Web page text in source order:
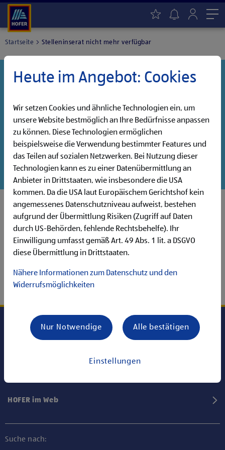
Startseite Stelleninserat nicht mehr verfügbar
haben noch weitere Jobs, die auf dich warten!
Danke für dein Interesse!
Entdecke unsere offenen Jobs oder abonniere deinen
persönlichen Jobalarm:
Jobsuche Jobalarm
HOFER im Web
Suche nach:
Heute im Angebot: Cookies
Wir setzen Cookies und ähnliche Technologien ein, um
unsere Website bestmöglich an Ihre Bedürfnisse anpassen
zu können. Diese Technologien ermöglichen
beispielsweise die Verwendung bestimmter Features und
das Teilen auf sozialen Netzwerken. Bei Nutzung dieser
Technologien kann es zu einer Datenübermittlung an
Anbieter in Drittstaaten, wie insbesondere die USA
kommen. Da die USA laut Europäischem Gerichtshof kein
angemessenes Datenschutzniveau aufweist, bestehen
aufgrund der Übermittlung Risiken (Zugriff auf Daten
durch US-Behörden, fehlende Rechtsbehelfe). Ihr
Einwilligung umfasst gemäß Art. 49 Abs. 1 lit. a DSGVO
diese Übermittlung in Drittstaaten.
Nähere Informationen zum Datenschutz und den
Widerrufsmöglichkeiten
Einstellungen
Nur Notwendige Alle bestätigen